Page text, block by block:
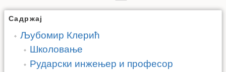
Садржај
Љубомир Клерић
Школовање
Рударски инжењер и професор